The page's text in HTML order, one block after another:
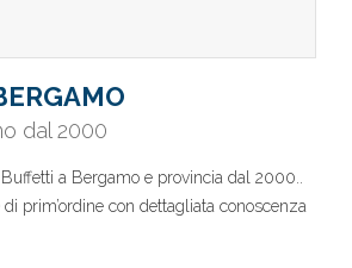
dal 2000
a Bergamo e provincia dal 2000..
prim’ordine con dettagliata conoscenza